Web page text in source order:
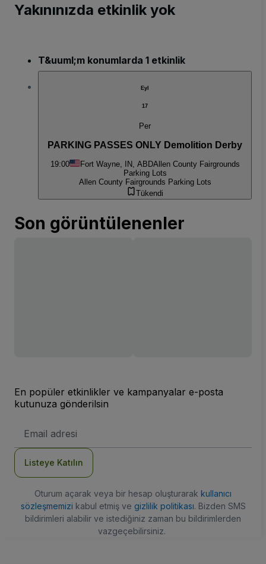
Yakınınızda etkinlik yok
T&uuml;m konumlarda 1 etkinlik
Eyl
17
Per
PARKING PASSES ONLY Demolition Derby
19:00 Fort Wayne, IN, ABDAllen County Fairgrounds
Parking Lots
Allen County Fairgrounds Parking Lots
Tükendi
Son görüntülenenler
En popüler etkinlikler ve kampanyalar e-posta
kutunuza gönderilsin
posta
Listeye Katılın
Oturum açarak veya bir hesap oluşturarak kullanıcı
sözleşmemizi kabul etmiş ve gizlilik politikası. Bizden SMS
bildirimleri alabilir ve istediğiniz zaman bu bildirimlerden
vazgeçebilirsiniz.